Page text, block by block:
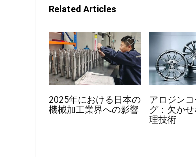
Related Articles
2025年における日本の
機械加工業界への影響
アロジン
グ：欠か
理技術